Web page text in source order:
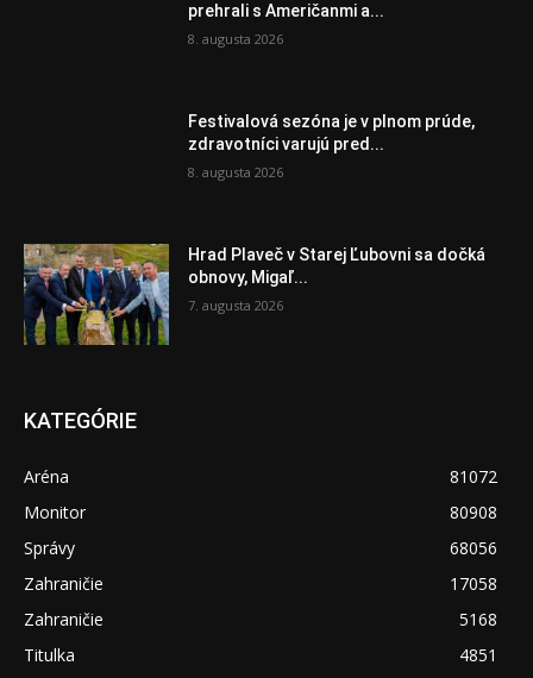
prehrali s Američanmi a...
8. augusta 2026
Festivalová sezóna je v plnom prúde,
zdravotníci varujú pred...
8. augusta 2026
Hrad Plaveč v Starej Ľubovni sa dočká
obnovy, Migaľ...
7. augusta 2026
KATEGÓRIE
Aréna
81072
Monitor
80908
Správy
68056
Zahraničie
17058
Zahraničie
5168
Titulka
4851